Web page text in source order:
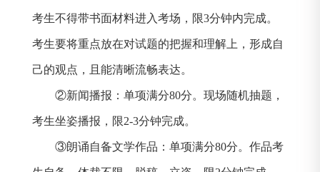
考生不得带书面材料进入考场，限3分钟内完成。
考生要将重点放在对试题的把握和理解上，形成自
己的观点，且能清晰流畅表达。
②新闻播报：单项满分80分。现场随机抽题，
考生坐姿播报，限2-3分钟完成。
③朗诵自备文学作品：单项满分80分。作品考